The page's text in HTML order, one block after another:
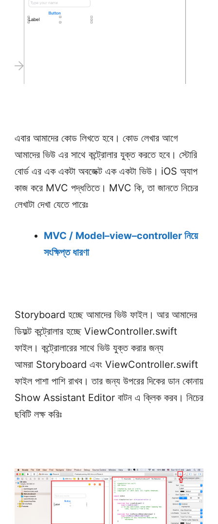
এবার আমাদের কোড লিখতে হবে। কোড লেখার আগে
আমাদের ভিউ এর সাথে কন্ট্রোলার যুক্ত করতে হবে। স্টোরি
বোর্ড এর এক একটা অবজেক্ট এক একটা ভিউ। iOS অ্যাপ
কাজ করে MVC পদ্ধতিতে। MVC কি, তা জানতে নিচের
লেখাটা দেখা যেতে পারেঃ
MVC / Model–view–controller নিয়ে
সংক্ষিপ্ত ধারণা
Storyboard হচ্ছে আমাদের ভিউ ফাইল। আর আমাদের
ডিফল্ট কন্ট্রোলার হচ্ছে ViewController.swift
ফাইল। কন্ট্রোলারের সাথে ভিউ যুক্ত করার জন্য
আমরা Storyboard এবং ViewController.swift
ফাইল পাশা পাশি রাখব। তার জন্য উপরের দিকের ডান কোনায়
Show Assistant Editor বাটন এ ক্লিক করব। নিচের
ছবিটি লক্ষ করিঃ